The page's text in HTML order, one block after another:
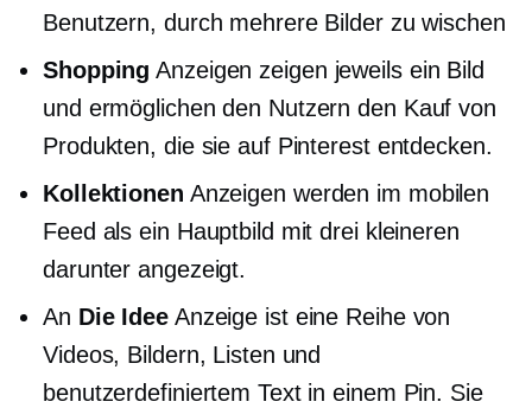
Benutzern, durch mehrere Bilder zu wischen
Shopping Anzeigen zeigen jeweils ein Bild
und ermöglichen den Nutzern den Kauf von
Produkten, die sie auf Pinterest entdecken.
Kollektionen Anzeigen werden im mobilen
Feed als ein Hauptbild mit drei kleineren
darunter angezeigt.
An Die IdeeAnzeige ist eine Reihe von
Videos, Bildern, Listen und
benutzerdefiniertem Text in einem Pin. Sie